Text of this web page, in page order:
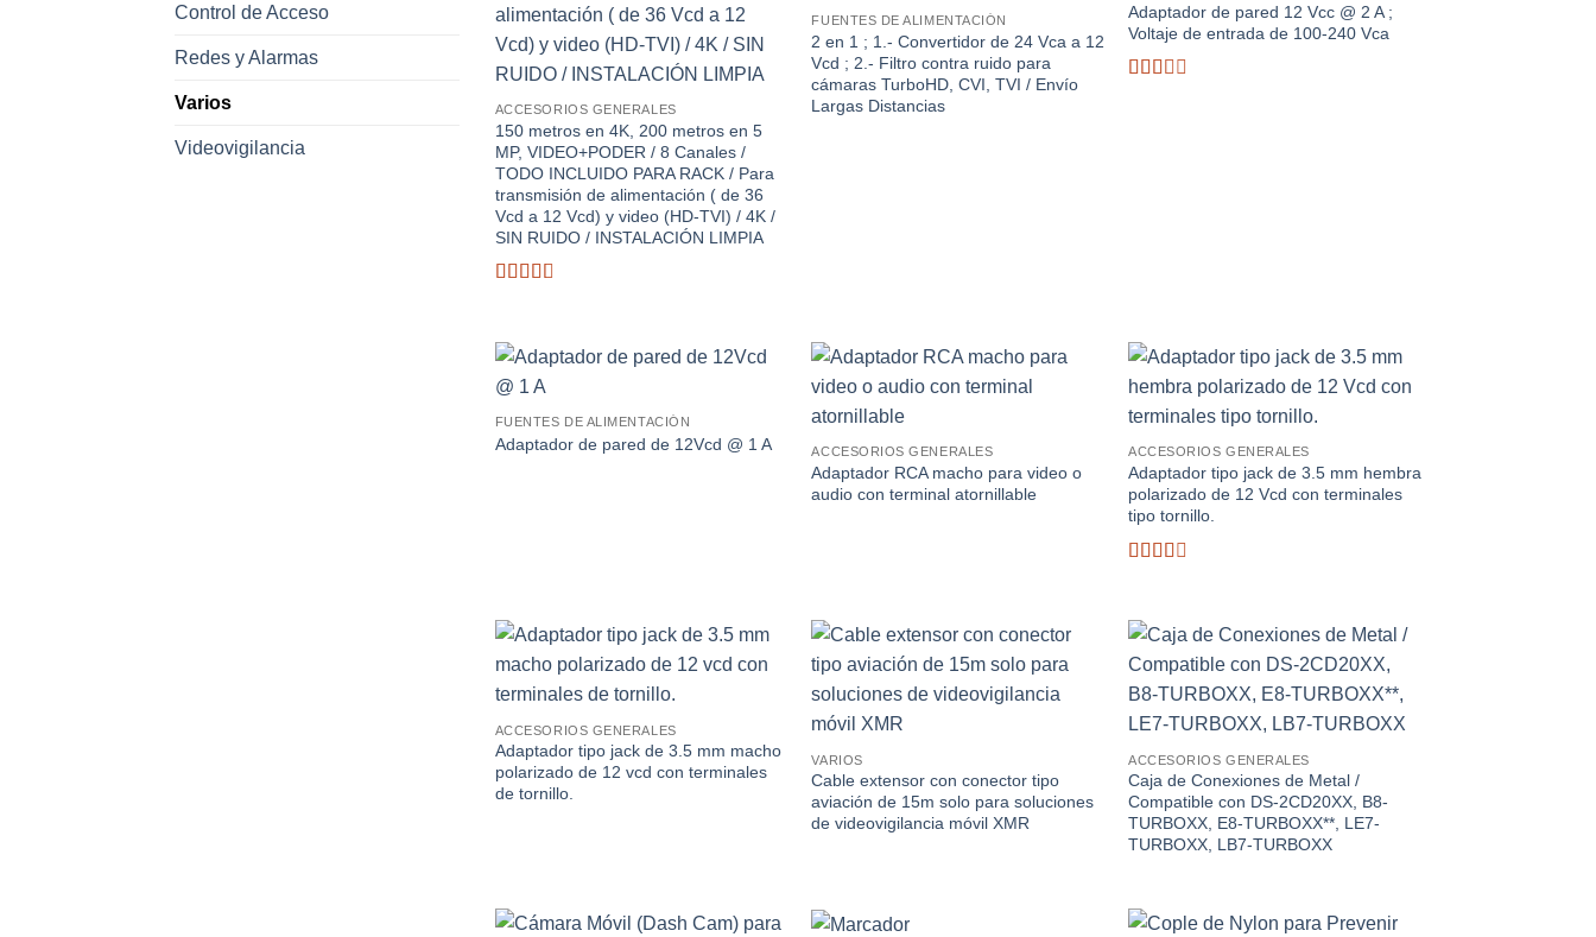
Control de Acceso
Redes y Alarmas
Varios
Videovigilancia
ACCESORIOS GENERALES
150 metros en 4K, 200 metros en 5
MP, VIDEO+PODER / 8 Canales /
TODO INCLUIDO PARA RACK / Para
transmisión de alimentación ( de 36
Vcd a 12 Vcd) y video (HD-TVI) / 4K /
SIN RUIDO / INSTALACIÓN LIMPIA
2.68
de 5
FUENTES DE ALIMENTACIÓN
2 en 1 ; 1.- Convertidor de 24 Vca a 12
Vcd ; 2.- Filtro contra ruido para
cámaras TurboHD, CVI, TVI / Envío
Largas Distancias
Adaptador de pared 12 Vcc @ 2 A ;
Voltaje de entrada de 100-240 Vca
lista de
FUENTES DE ALIMENTACIÓN
Adaptador de pared de 12Vcd @ 1 A ACCESORIOS GENERALES
Adaptador RCA macho para video o
audio con terminal atornillable
ACCESORIOS GENERALES
Adaptador tipo jack de 3.5 mm hembra
polarizado de 12 Vcd con terminales
tipo tornillo.
2.52
de 5
ACCESORIOS GENERALES
Adaptador tipo jack de 3.5 mm macho
polarizado de 12 vcd con terminales
de tornillo.
Añadir
a la
VARIOS
Cable extensor con conector tipo
aviación de 15m solo para soluciones
de videovigilancia móvil XMR
Añadir
a la
lista de
ACCESORIOS GENERALES
Caja de Conexiones de Metal /
Compatible con DS-2CD20XX, B8-
TURBOXX, E8-TURBOXX**, LE7-
TURBOXX, LB7-TURBOXX